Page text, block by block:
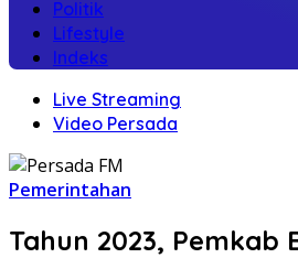
Politik
Lifestyle
Indeks
Live Streaming
Video Persada
Pemerintahan
Tahun 2023,